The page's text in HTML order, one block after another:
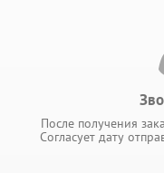
После получения
Согласует дату